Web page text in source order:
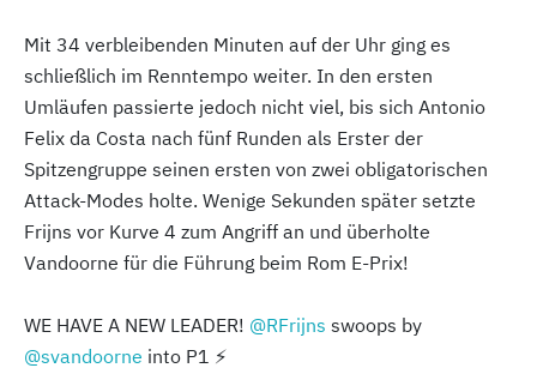
Mit 34 verbleibenden Minuten auf der Uhr ging es
schließlich im Renntempo weiter. In den ersten
Umläufen passierte jedoch nicht viel, bis sich Antonio
Felix da Costa nach fünf Runden als Erster der
Spitzengruppe seinen ersten von zwei obligatorischen
Attack-Modes holte. Wenige Sekunden später setzte
Frijns vor Kurve 4 zum Angriff an und überholte
Vandoorne für die Führung beim Rom E-Prix!
WE HAVE A NEW LEADER! @RFrijns swoops by
@svandoorne into P1 ⚡️